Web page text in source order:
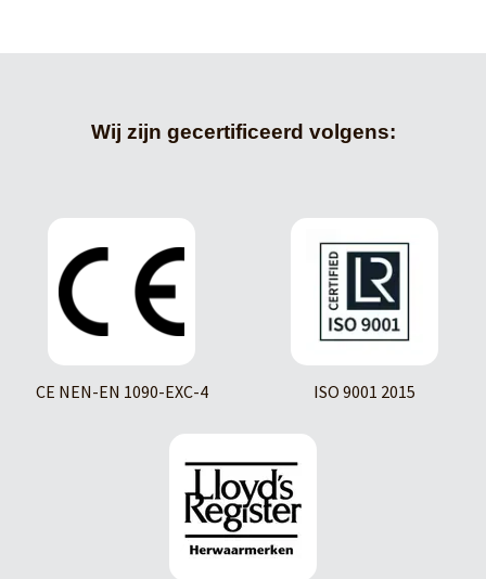
Wij zijn gecertificeerd volgens:
CE NEN-EN 1090-EXC-4 ISO 9001 2015